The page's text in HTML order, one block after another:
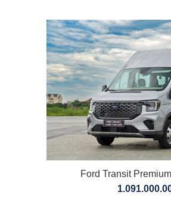
Ford Transit